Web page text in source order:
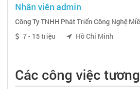
Nhân viên admin
Công Ty TNHH Phát Triển Công Nghệ
7 - 15 triệu
Hồ Chí Minh
Các công việc